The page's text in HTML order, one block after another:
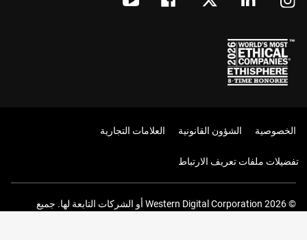
الخصوصية الشؤون القانونية العلامات التجارية
تفضيلات ملفات تعريف الارتباط
© 2026 Western Digital Corporation أو الشركات التابعة لها. جميع